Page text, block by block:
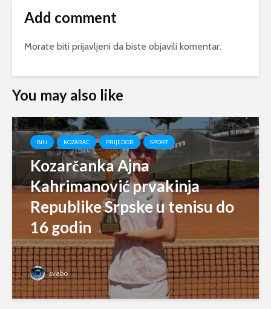
Add comment
Morate biti prijavljeni da biste objavili komentar.
You may also like
BIH KOZARAC PRIJEDOR SPORT
Kozarčanka Ajna
Kahrimanović prvakinja
Republike Srpske u tenisu do
16 godin
svabo